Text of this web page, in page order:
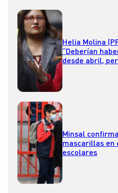
Helia Molina
“Deberían
desde abril,
Minsal
mascarillas en
escolares